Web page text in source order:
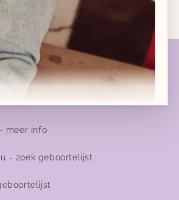
meer info
- zoek geboortelijst
collecties!
collecties in ons clubje &
tussen 18 en 27 juli!